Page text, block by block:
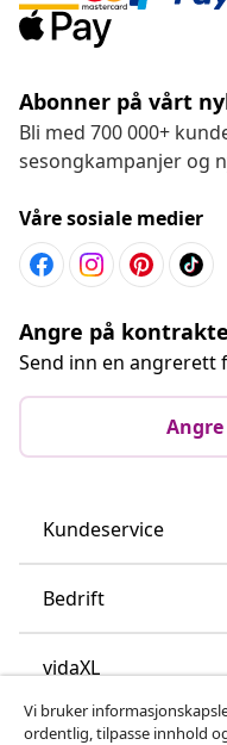
Abonner på vårt
Bli med 700 000+
sesongkampanjer og
Våre sosiale medier
Angre på
Send inn en angrerett
Kundeservice
Bedrift
vidaXL
Oppdag mer
Vi bruker
ordentlig, tilpasse innhold